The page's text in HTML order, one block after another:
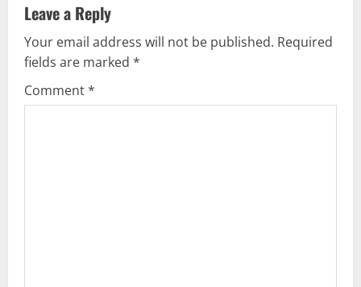
a
v
i
Leave a Reply
Your email address will not be published. Required
fields are marked *
Comment*